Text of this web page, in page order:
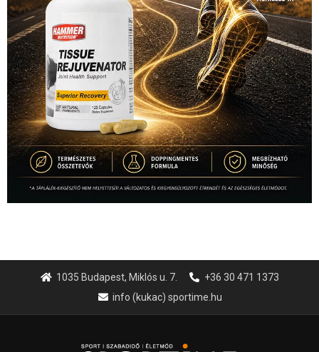
1035 Budapest, Miklós u. 7.
+36 30 471 1373
info (kukac) sportime.hu